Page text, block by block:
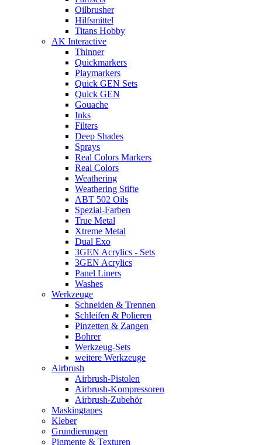
Oilbrusher
Hilfsmittel
Titans Hobby
AK Interactive
Thinner
Quickmarkers
Playmarkers
Quick GEN Sets
Quick GEN
Gouache
Inks
Filters
Deep Shades
Sprays
Real Colors Markers
Real Colors
Weathering
Weathering Stifte
ABT 502 Oils
Spezial-Farben
True Metal
Xtreme Metal
Dual Exo
3GEN Acrylics - Sets
3GEN Acrylics
Panel Liners
Washes
Werkzeuge
Schneiden & Trennen
Schleifen & Polieren
Pinzetten & Zangen
Bohrer
Werkzeug-Sets
weitere Werkzeuge
Airbrush
Airbrush-Pistolen
Airbrush-Kompressoren
Airbrush-Zubehör
Maskingtapes
Kleber
Grundierungen
Pigmente & Texturen